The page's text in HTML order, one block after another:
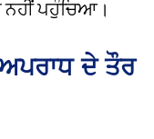
ਪਹੁੰਚਿਆ।
ਦੇ ਤੌਰ